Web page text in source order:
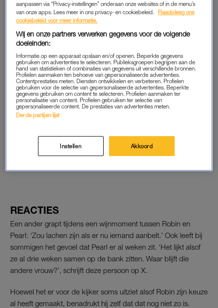
moest ruimen, en er daarna meteen een vervanger voor haar
klaarstaat. ‘Beetje vreemd van de productie, dat er zo lang
geen dame komt’, schrijft een kijker.
Ja Hallo … productie van#wintervolliefde
Dit is geen real life soap genaamd :
“ de gezapige avonden van Pearl en Robin “
pic.twitter.com/s4rRKF9IyX
— Starbuck (@starbuck68)January 15, 2026
REACTIES
Een ander grapt tijdens een wijnmoment tussen Robin en
Pearl: ‘Zou lachen zijn als er nu iemand aanbelt.’ Ook leeft bij
sommigen het gevoel dat Pearl er al weken zit. ‘Het lijkt alsof
ze al drie weken samen op de bank zitten. Waar blijft die
andere vrouw?’, schrijft deze persoon op X.
Hoewel het er voor de kijker soms uitziet alsof Robin zijn keuze
al heeft gemaakt, benadrukt hij zelf dat dat nog niet zo is.
aanpassen via “Privacy-instellingen” onderaan onze websites of in de menu’s
van onze apps. Lees meer in ons privacy- en cookiebeleid.
Raadpleeg ons
cookiebeleid voor meer informatie.
Wij en onze partners verwerken gegevens voor de volgende
doeleinden:
Informatie op een apparaat opslaan en/of openen. Beperkte gegevens
gebruiken om advertenties te selecteren. Publieksgroepen begrijpen aan de
hand van statistieken of combinaties van gegevens uit verschillende bronnen.
Profielen aanmaken ten behoeve van gepersonaliseerde advertenties.
Contentprestaties meten. Diensten ontwikkelen en verbeteren. Profielen
gebruiken voor de selectie van gepersonaliseerde advertenties. Beperkte
gegevens gebruiken om content te selecteren. Profielen aanmaken ter
personalisatie van content. Profielen gebruiken ter selectie van
gepersonaliseerde content. De prestaties van advertenties meten.
Derde partijen lijst
Instellen Akkoord